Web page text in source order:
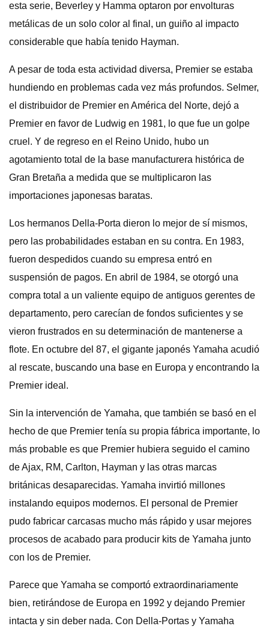
esta serie, Beverley y Hamma optaron por envolturas
metálicas de un solo color al final, un guiño al impacto
considerable que había tenido Hayman.
A pesar de toda esta actividad diversa, Premier se estaba
hundiendo en problemas cada vez más profundos. Selmer,
el distribuidor de Premier en América del Norte, dejó a
Premier en favor de Ludwig en 1981, lo que fue un golpe
cruel. Y de regreso en el Reino Unido, hubo un
agotamiento total de la base manufacturera histórica de
Gran Bretaña a medida que se multiplicaron las
importaciones japonesas baratas.
Los hermanos Della-Porta dieron lo mejor de sí mismos,
pero las probabilidades estaban en su contra. En 1983,
fueron despedidos cuando su empresa entró en
suspensión de pagos. En abril de 1984, se otorgó una
compra total a un valiente equipo de antiguos gerentes de
departamento, pero carecían de fondos suficientes y se
vieron frustrados en su determinación de mantenerse a
flote. En octubre del 87, el gigante japonés Yamaha acudió
al rescate, buscando una base en Europa y encontrando la
Premier ideal.
Sin la intervención de Yamaha, que también se basó en el
hecho de que Premier tenía su propia fábrica importante, lo
más probable es que Premier hubiera seguido el camino
de Ajax, RM, Carlton, Hayman y las otras marcas
británicas desaparecidas. Yamaha invirtió millones
instalando equipos modernos. El personal de Premier
pudo fabricar carcasas mucho más rápido y usar mejores
procesos de acabado para producir kits de Yamaha junto
con los de Premier.
Parece que Yamaha se comportó extraordinariamente
bien, retirándose de Europa en 1992 y dejando Premier
intacta y sin deber nada. Con Della-Portas y Yamaha